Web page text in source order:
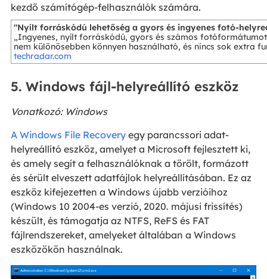
kezdő számítógép-felhasználók számára.
"Nyílt forráskódú lehetőség a gyors és ingyenes fotó-
„Ingyenes, nyílt forráskódú, gyors és számos
nem különösebben könnyen használható, és nincs sok extra
techradar.com
5. Windows fájl-helyreállító eszköz
Vonatkozó: Windows
A Windows File Recoveryegy parancssori adat-
helyreállító eszköz, amelyet a Microsoft fejlesztett ki,
és amely segít a felhasználóknak a törölt, formázott
és sérült elveszett adatfájlok helyreállításában. Ez az
eszköz kifejezetten a Windows újabb verzióihoz
(Windows 10 2004-es verzió, 2020. májusi frissítés)
készült, és támogatja az NTFS, ReFS és FAT
fájlrendszereket, amelyeket általában a Windows
eszközökön használnak.